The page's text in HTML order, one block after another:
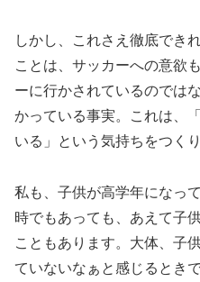
しかし、これさえ徹底でき
ことは、サッカーへの意欲
ーに行かされているのでは
かっている事実。これは、
いる」という気持ちをつくり
私も、子供が高学年になっ
時でもあっても、あえて子
こともあります。大体、子
ていないなぁと感じるとき